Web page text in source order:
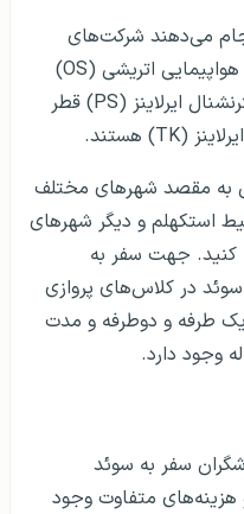
می‌دهند شرکت‌های
هوایی ایران ایر (IR) لوفتانزا (LH) هواپیمایی اتریشی (OS)
پگاسوس ایرلاینز (PC) اوکراین اینترنشنال ایرلاینز (PS) قطر
به مقصد شهرهای مختلف
استکهلم و دیگر شهرهای
کنید. جهت سفر به
سوئد در کلاس‌های پروازی
طرفه و دوطرفه و مدت
وجود دارد.
سفر به سوئد
هزینه‌های متفاوت وجود